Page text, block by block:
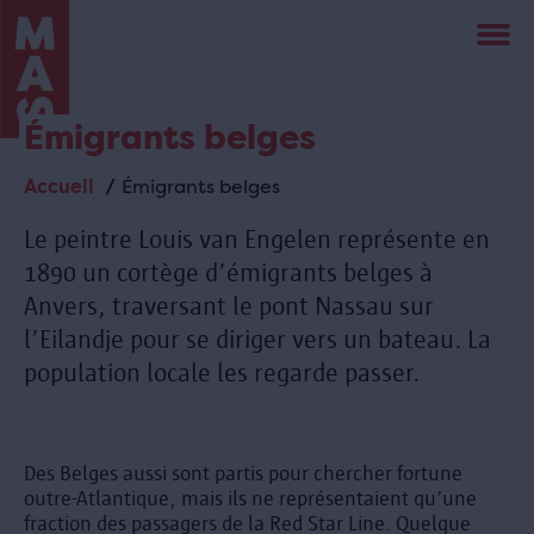
Aller
au
contenu
principal
Émigrants belges
Fil
Accueil Émigrants belges
Le peintre Louis van Engelen représente en
1890 un cortège d’émigrants belges à
Anvers, traversant le pont Nassau sur
l’Eilandje pour se diriger vers un bateau. La
population locale les regarde passer.
Des Belges aussi sont partis pour chercher fortune
outre-Atlantique, mais ils ne représentaient qu’une
fraction des passagers de la Red Star Line. Quelque